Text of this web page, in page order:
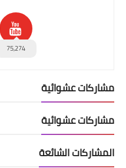
75,274
مشاركات عشوائية
مشاركات عشوائية
المشاركات الشائعة